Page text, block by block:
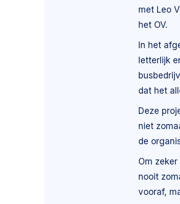
met Leo
het OV.
In het
letterlijk
dat het
Deze
niet
de
Om
nooit
vooraf,